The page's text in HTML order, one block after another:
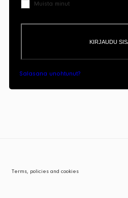
Muista minut
KIRJAUDU
Salasana unohtunut?
Terms, policies and cookies